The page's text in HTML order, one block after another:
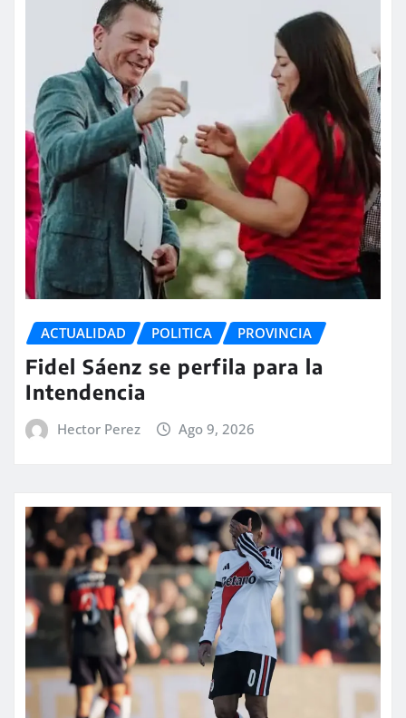
ACTUALIDAD POLITICA PROVINCIA
Fidel Sáenz se perfila para la
Intendencia
Hector Perez Ago 9, 2026